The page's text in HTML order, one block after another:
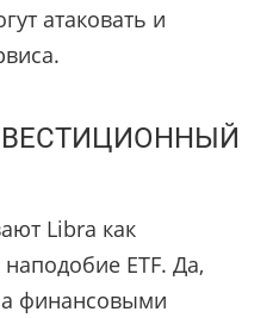
атаковать и
Libra как
ETF. Да,
финансовыми